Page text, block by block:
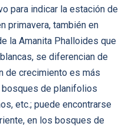
para indicar la estación de
primavera, también en
la Amanita Phalloides que
se diferencian de
de crecimiento es más
de planifolios
etc.; puede encontrarse
en los bosques de